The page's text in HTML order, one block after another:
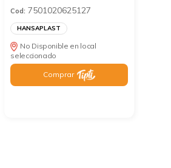
Cod: 7501020625127
HANSAPLAST
No Disponible en local
seleccionado
Comprar